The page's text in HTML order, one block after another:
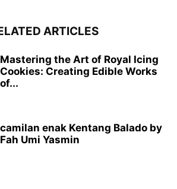
ARTICLES
Mastering the Art of Royal Icing
Cookies: Creating Edible Works
of...
camilan enak Kentang Balado by
Fah Umi Yasmin